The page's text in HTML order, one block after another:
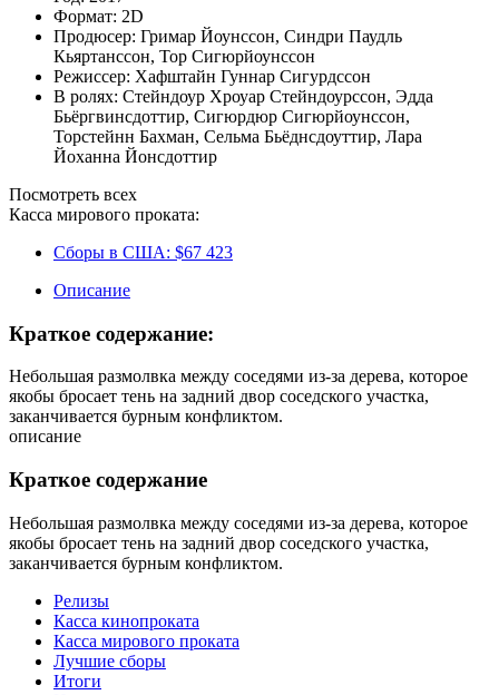
Формат: 2D
Продюсер: Гримар Йоунссон, Синдри Паудль
Кьяртанссон, Тор Сигюрйоунссон
Режиссер: Хафштайн Гуннар Сигурдссон
В ролях: Стейндоур Хроуар Стейндоурссон, Эдда
Бьёргвинсдоттир, Сигюрдюр Сигюрйоунссон,
Торстейнн Бахман, Сельма Бьёднсдоуттир, Лара
Йоханна Йонсдоттир
Посмотреть всех
Касса мирового проката:
Сборы в США: $67 423
Описание
Краткое содержание:
Небольшая размолвка между соседями из-за дерева, которое
якобы бросает тень на задний двор соседского участка,
заканчивается бурным конфликтом.
описание
Краткое содержание
Небольшая размолвка между соседями из-за дерева, которое
якобы бросает тень на задний двор соседского участка,
заканчивается бурным конфликтом.
Релизы
Касса кинопроката
Касса мирового проката
Лучшие сборы
Итоги